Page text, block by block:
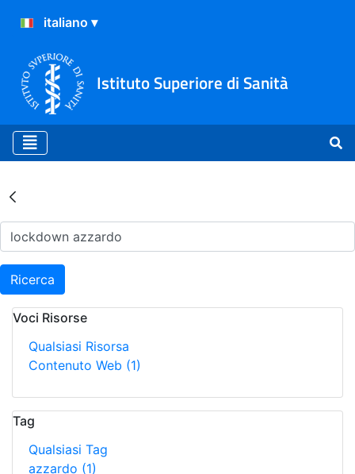
Istituto Superiore di Sanità
Risultati della Ricerca -
Ricerca
Voci Risorse
Qualsiasi Risorsa
Contenuto Web (1)
Tag
Qualsiasi Tag
azzardo (1)